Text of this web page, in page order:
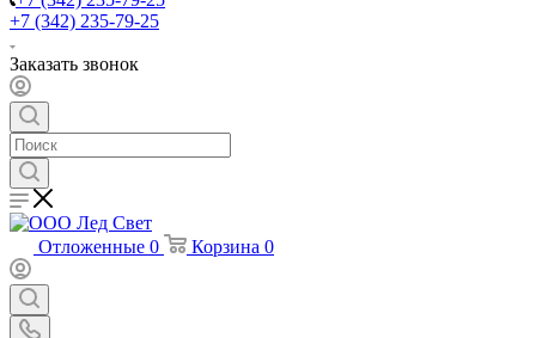
+7 (342) 235-79-25
Заказать звонок
Отложенные 0 Корзина 0